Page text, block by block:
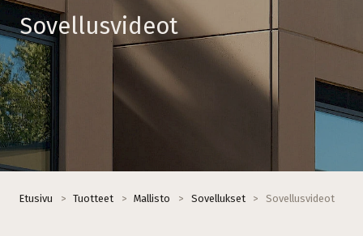
Sovellusvideot
Etusivu > Tuotteet > Mallisto > Sovellukset > Sovellusvideot